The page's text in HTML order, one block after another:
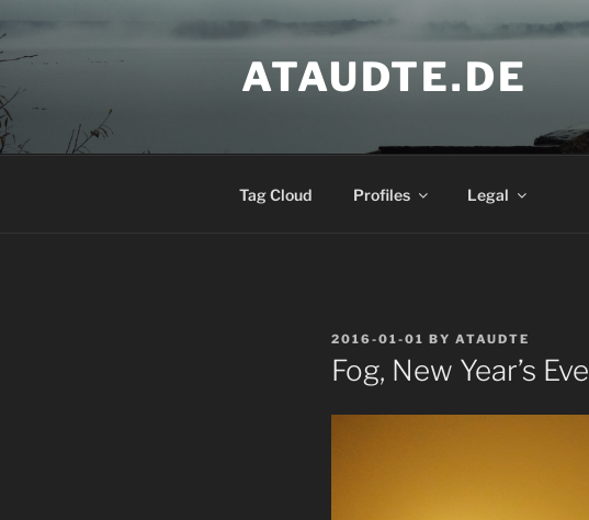
to
content
ATAUDTE.DE
Tag Cloud Profiles Legal
POSTED
ON
2016-01-01 BY ATAUDTE
Fog, New Year’s